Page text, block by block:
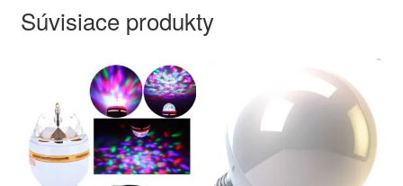
Súvisiace produkty